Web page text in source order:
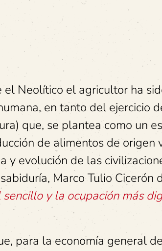
Neolítico el agricultor ha
en tanto del ejercicio
que, se plantea como un
de alimentos de origen
y evolución de las
Marco Tulio Cicerón
y la ocupación más
para la economía general